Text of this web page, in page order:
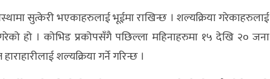
सुत्केरी भएकाहरुलाई भूईमा राखिन्छ । शल्यक्रिया गरेकाहरुलाई
हो । कोभिड प्रकोपसँगै पछिल्ला महिनाहरुमा १५ देखि २० जना
शल्यक्रिया गर्ने गरिन्छ ।